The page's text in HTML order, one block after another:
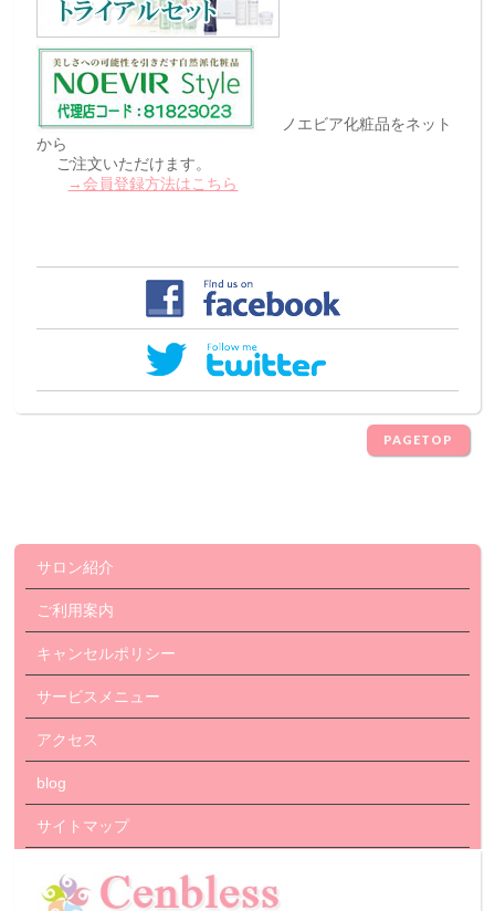
ノエビア化粧品をネット
から
ご注文いただけます。
→会員登録方法はこちら
PAGETOP
サロン紹介
ご利用案内
キャンセルポリシー
サービスメニュー
アクセス
blog
サイトマップ